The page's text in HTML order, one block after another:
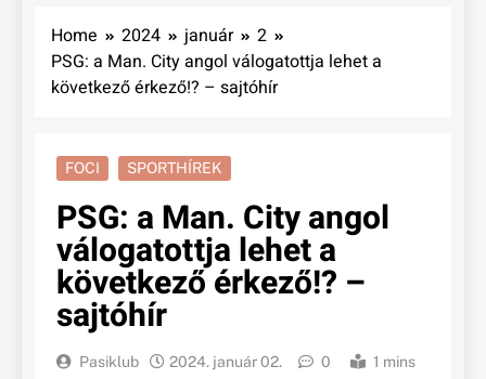
Home 2024 január
2
PSG: a Man. City angol válogatottja lehet a
következő érkező!? – sajtóhír
FOCI SPORTHÍREK
PSG: a Man. City angol
válogatottja lehet a
következő érkező!? –
sajtóhír
Pasiklub 2024. január 02. 0 1 mins